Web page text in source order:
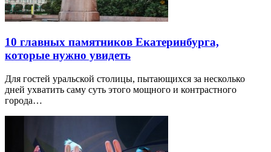
10 главных памятников Екатеринбурга,
которые нужно увидеть
Для гостей уральской столицы, пытающихся за несколько
дней ухватить саму суть этого мощного и контрастного
города…